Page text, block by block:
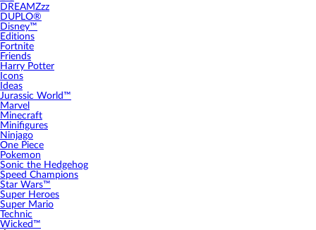
DREAMZzz
DUPLO®
Disney™
Editions
Fortnite
Friends
Harry Potter
Icons
Ideas
Jurassic World™
Marvel
Minecraft
Minifigures
Ninjago
One Piece
Pokemon
Sonic the Hedgehog
Speed Champions
Star Wars™
Super Heroes
Super Mario
Technic
Wicked™